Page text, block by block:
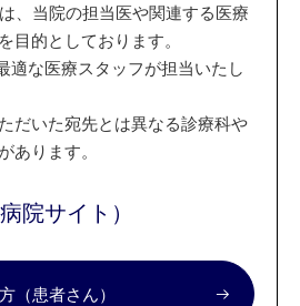
、当院の担当医や関連する医療
目的としております。
適な医療スタッフが担当いたし
だいた宛先とは異なる診療科や
あります。
院サイト）
（患者さん）